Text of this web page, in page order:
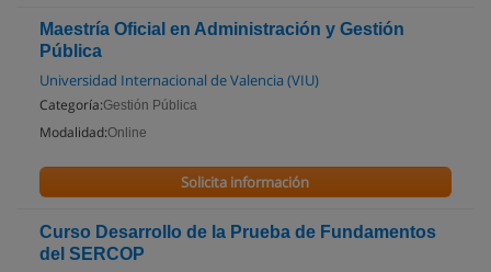
Maestría Oficial en Administración y Gestión
Pública
Universidad Internacional de Valencia (VIU)
Categoría:Gestión Pública
Modalidad:Online
Solicita información
Curso Desarrollo de la Prueba de Fundamentos
del SERCOP